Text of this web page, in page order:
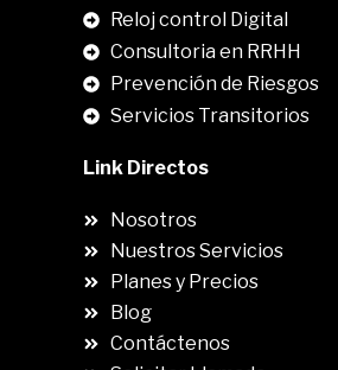
Reloj control Digital
Consultoria en RRHH
Prevención de Riesgos
Servicios Transitorios
Link Directos
Nosotros
Nuestros Servicios
Planes y Precios
Blog
Contáctenos